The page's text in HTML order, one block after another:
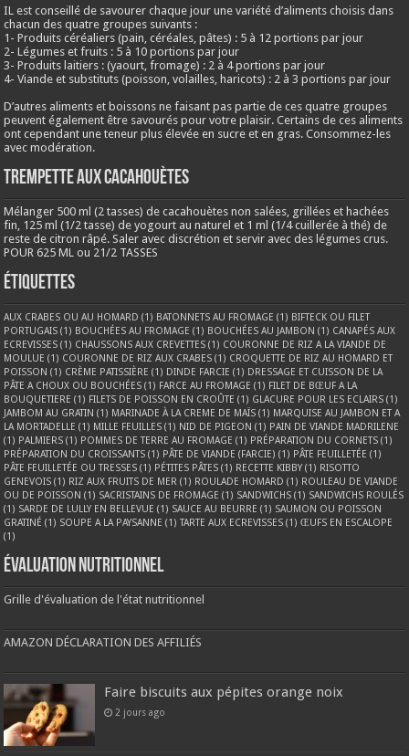
IL est conseillé de savourer chaque jour une variété d’aliments choisis dans
chacun des quatre groupes suivants :
1- Produits céréaliers (pain, céréales, pâtes) : 5 à 12 portions par jour
2- Légumes et fruits : 5 à 10 portions par jour
3- Produits laitiers : (yaourt, fromage) : 2 à 4 portions par jour
4- Viande et substituts (poisson, volailles, haricots) : 2 à 3 portions par jour
D’autres aliments et boissons ne faisant pas partie de ces quatre groupes
peuvent également être savourés pour votre plaisir. Certains de ces aliments
ont cependant une teneur plus élevée en sucre et en gras. Consommez-les
avec modération.
Trempette aux cacahouètes
Mélanger 500 ml (2 tasses) de cacahouètes non salées, grillées et hachées
fin, 125 ml (1/2 tasse) de yogourt au naturel et 1 ml (1/4 cuillerée à thé) de
reste de citron râpé. Saler avec discrétion et servir avec des légumes crus.
POUR 625 ML ou 21/2 TASSES
Étiquettes
AUX CRABES OU AU HOMARD (1) BATONNETS AU FROMAGE (1) BIFTECK OU FILET
PORTUGAIS (1) BOUCHÉES AU FROMAGE (1) BOUCHÉES AU JAMBON (1) CANAPÉS AUX
ECREVISSES (1) CHAUSSONS AUX CREVETTES (1) COURONNE DE RIZ A LA VIANDE DE
MOULUE (1) COURONNE DE RIZ AUX CRABES (1) CROQUETTE DE RIZ AU HOMARD ET
POISSON (1) CRÈME PATISSIÈRE (1) DINDE FARCIE (1) DRESSAGE ET CUISSON DE LA
PÂTE A CHOUX OU BOUCHÉES (1) FARCE AU FROMAGE (1) FILET DE BŒUF A LA
BOUQUETIERE (1) FILETS DE POISSON EN CROÛTE (1) GLACURE POUR LES ECLAIRS (1)
JAMBOM AU GRATIN (1) MARINADE À LA CREME DE MAÏS (1) MARQUISE AU JAMBON ET A
LA MORTADELLE (1) MILLE FEUILLES (1) NID DE PIGEON (1) PAIN DE VIANDE MADRILENE
(1) PALMIERS (1) POMMES DE TERRE AU FROMAGE (1) PRÉPARATION DU CORNETS (1)
PRÉPARATION DU CROISSANTS (1) PÂTE DE VIANDE (FARCIE) (1) PÂTE FEUILLETÉE (1)
PÂTE FEUILLETÉE OU TRESSES (1) PÉTITES PÂTES (1) RECETTE KIBBY (1) RISOTTO
GENEVOIS (1) RIZ AUX FRUITS DE MER (1) ROULADE HOMARD (1) ROULEAU DE VIANDE
OU DE POISSON (1) SACRISTAINS DE FROMAGE (1) SANDWICHS (1) SANDWICHS ROULÉS
(1) SARDE DE LULLY EN BELLEVUE (1) SAUCE AU BEURRE (1) SAUMON OU POISSON
GRATINÉ (1) SOUPE A LA PAYSANNE (1) TARTE AUX ECREVISSES (1) ŒUFS EN ESCALOPE
(1)
Évaluation nutritionnel
Grille d'évaluation de l'état nutritionnel
AMAZON DÉCLARATION DES AFFILIÉS
Faire biscuits aux pépites orange noix
2 jours ago